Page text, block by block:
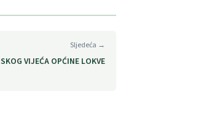
Sljedeća →
VIJEĆA OPĆINE LOKVE